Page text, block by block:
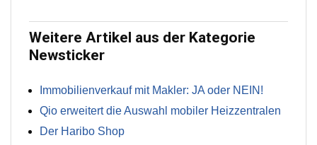
Weitere Artikel aus der Kategorie
Newsticker
Immobilienverkauf mit Makler: JA oder NEIN!
Qio erweitert die Auswahl mobiler Heizzentralen
Der Haribo Shop